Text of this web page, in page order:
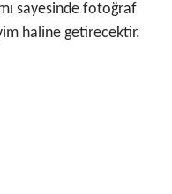
sayesinde fotoğraf
haline getirecektir.